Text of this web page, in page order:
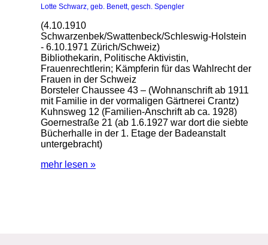
Lotte Schwarz, geb. Benett, gesch. Spengler
(4.10.1910
Schwarzenbek/Swattenbeck/Schleswig-Holstein
- 6.10.1971 Zürich/Schweiz)
Bibliothekarin, Politische Aktivistin,
Frauenrechtlerin; Kämpferin für das Wahlrecht der
Frauen in der Schweiz
Borsteler Chaussee 43 – (Wohnanschrift ab 1911
mit Familie in der vormaligen Gärtnerei Crantz)
Kuhnsweg 12 (Familien-Anschrift ab ca. 1928)
Goernestraße 21 (ab 1.6.1927 war dort die siebte
Bücherhalle in der 1. Etage der Badeanstalt
untergebracht)
mehr lesen »